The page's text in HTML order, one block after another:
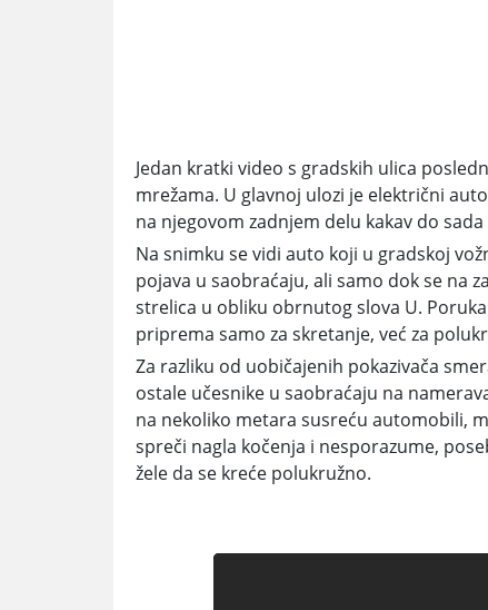
Jedan kratki video s gradskih ulica
mrežama. U glavnoj ulozi je električni
na njegovom zadnjem delu kakav do
Na snimku se vidi auto koji u gradskoj
pojava u saobraćaju, ali samo dok se na
strelica u obliku obrnutog slova U.
priprema samo za skretanje, već za
Za razliku od uobičajenih pokazivača
ostale učesnike u saobraćaju na
na nekoliko metara susreću automobili,
spreči nagla kočenja i nesporazume,
žele da se kreće polukružno.